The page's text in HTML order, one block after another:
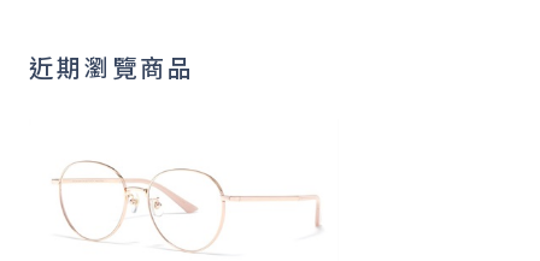
近期瀏覽商品